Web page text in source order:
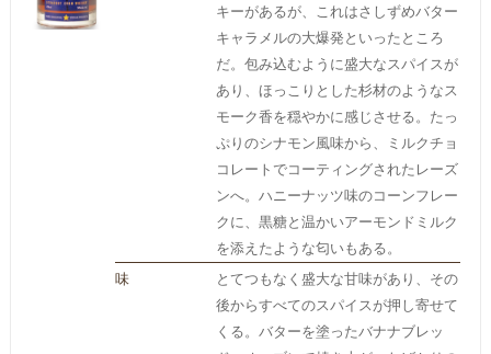
キーがあるが、これはさしずめバター
キャラメルの大爆発といったところ
だ。包み込むように盛大なスパイスが
あり、ほっこりとした杉材のようなス
モーク香を穏やかに感じさせる。たっ
ぷりのシナモン風味から、ミルクチョ
コレートでコーティングされたレーズ
ンへ。ハニーナッツ味のコーンフレー
クに、黒糖と温かいアーモンドミルク
を添えたような匂いもある。
味
とてつもなく盛大な甘味があり、その
後からすべてのスパイスが押し寄せて
くる。バターを塗ったバナナブレッ